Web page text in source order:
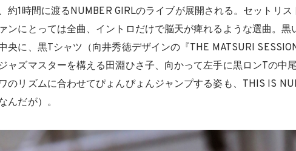
約1時間に渡るNUMBER GIRLのライブが展開される。セットリ
ンにとっては全曲、イントロだけで脳天が痺れるような選曲。黒
央に、黒Tシャツ（向井秀徳デザインの『THE MATSURI
ャズマスターを構える田淵ひさ子、向かって左手に黒ロンTの中
のリズムに合わせてぴょんぴょんジャンプする姿も、THIS IS
んだが）。